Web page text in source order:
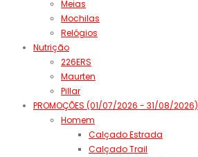
Meias
Mochilas
Relógios
Nutrição
226ERS
Maurten
Pillar
PROMOÇÕES (01/07/2026 - 31/08/2026)
Homem
Calçado Estrada
Calçado Trail